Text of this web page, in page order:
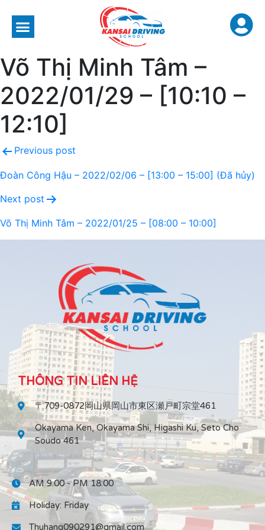
Võ Thị Minh Tâm –
2022/01/29 – [10:10 –
12:10]
Previous post
Đoàn Công Hậu – 2022/02/06 – [13:00 – 15:00] (Đã hủy)
Next post
Võ Thị Minh Tâm – 2022/01/25 – [08:00 – 10:00]
THÔNG TIN LIÊN HỆ
〒709-0872岡山県岡山市東区瀬戸町宗堂461
Okayama Ken, Okayama Shi, Higashi Ku, Seto Cho
Soudo 461
AM 9:00 - PM 18:00
Holiday: Friday
Thuhang090291@gmail.com